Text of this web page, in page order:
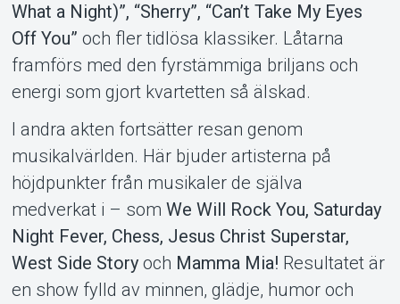
What a Night)”, “Sherry”, “Can’t Take My Eyes
Off You” och fler tidlösa klassiker. Låtarna
framförs med den fyrstämmiga briljans och
energi som gjort kvartetten så älskad.
I andra akten fortsätter resan genom
musikalvärlden. Här bjuder artisterna på
höjdpunkter från musikaler de själva
medverkat i – som We Will Rock You, Saturday
Night Fever, Chess, Jesus Christ Superstar,
West Side Storyoch Mamma Mia! Resultatet är
en show fylld av minnen, glädje, humor och